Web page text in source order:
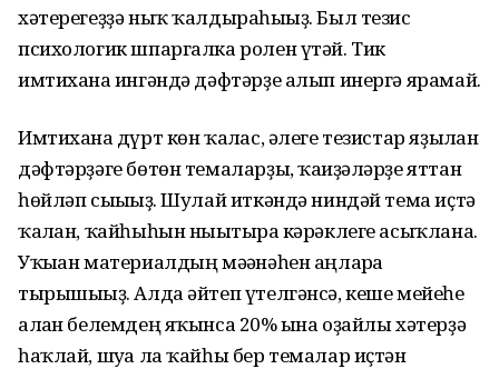
хәтерегеҙҙә ныҡ ҡалдыраһығыҙ. Был тезис
психологик шпаргалка ролен үтәй. Тик
имтиханға ингәндә дәфтәрҙе алып инергә ярамай.
Имтиханға дүрт көн ҡалғас, әлеге тезистар яҙылған
дәфтәрҙәге бөтөн темаларҙы, ҡағиҙәләрҙе яттан
һөйләп сығығыҙ. Шулай иткәндә ниндәй тема иҫтә
ҡалған, ҡайһыһын нығытырға кәрәклеге асыҡлана.
Уҡыған материалдың мәғәнәһен аңларға
тырышығыҙ. Алда әйтеп үтелгәнсә, кеше мейеһе
алған белемдең яҡынса 20% ғына оҙайлы хәтерҙә
һаҡлай, шуға ла ҡайһы бер темалар иҫтән